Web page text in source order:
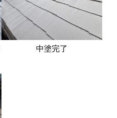
中塗完了